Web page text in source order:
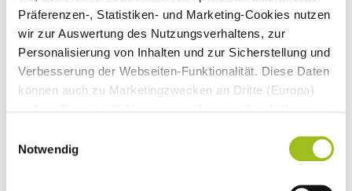
Präferenzen-, Statistiken- und Marketing-Cookies nutzen
wir zur Auswertung des Nutzungsverhaltens, zur
Personalisierung von Inhalten und zur Sicherstellung und
Verbesserung der Webseiten-Funktionalität. Diese Daten
können auch zu Marketingzwecken an Dritte (Europa)
unserenDatenschutzhinweisen Impressum
Notwendig
Glutathion in ...